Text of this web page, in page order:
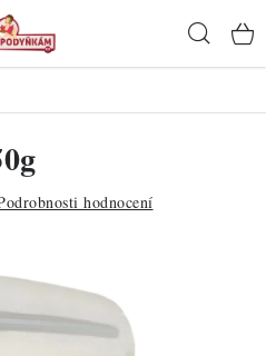
hodnocení